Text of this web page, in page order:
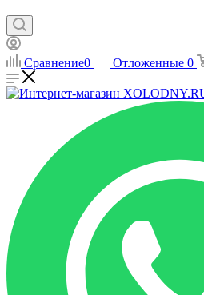
Сравнение0 Отложенные 0